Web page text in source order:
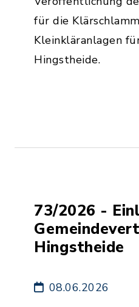
für die
Kleinkläranlagen
Hingstheide.
73/2026 -
Hingstheide
08.06.2026